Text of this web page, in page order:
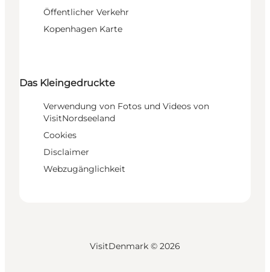
Öffentlicher Verkehr
Kopenhagen Karte
Das Kleingedruckte
Verwendung von Fotos und Videos von
VisitNordseeland
Cookies
Disclaimer
Webzugänglichkeit
VisitDenmark © 2026